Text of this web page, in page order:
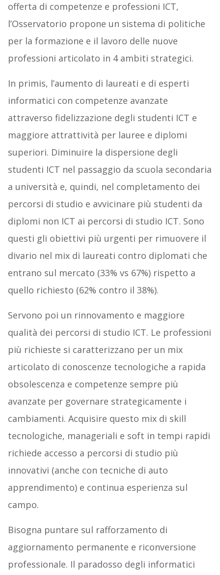
offerta di competenze e professioni ICT,
l’Osservatorio propone un sistema di politiche
per la formazione e il lavoro delle nuove
professioni articolato in 4 ambiti strategici.
In primis, l’aumento di laureati e di esperti
informatici con competenze avanzate
attraverso fidelizzazione degli studenti ICT e
maggiore attrattività per lauree e diplomi
superiori. Diminuire la dispersione degli
studenti ICT nel passaggio da scuola secondaria
a università e, quindi, nel completamento dei
percorsi di studio e avvicinare più studenti da
diplomi non ICT ai percorsi di studio ICT. Sono
questi gli obiettivi più urgenti per rimuovere il
divario nel mix di laureati contro diplomati che
entrano sul mercato (33% vs 67%) rispetto a
quello richiesto (62% contro il 38%).
Servono poi un rinnovamento e maggiore
qualità dei percorsi di studio ICT. Le professioni
più richieste si caratterizzano per un mix
articolato di conoscenze tecnologiche a rapida
obsolescenza e competenze sempre più
avanzate per governare strategicamente i
cambiamenti. Acquisire questo mix di skill
tecnologiche, manageriali e soft in tempi rapidi
richiede accesso a percorsi di studio più
innovativi (anche con tecniche di auto
apprendimento) e continua esperienza sul
campo.
Bisogna puntare sul rafforzamento di
aggiornamento permanente e riconversione
professionale. Il paradosso degli informatici